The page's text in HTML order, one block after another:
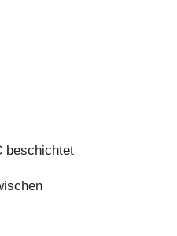
beschichtet